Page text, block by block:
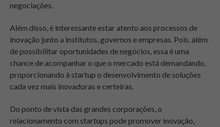
negociações.
Além disso, é interessante estar atento aos processos de
inovação junto a institutos, governos e empresas. Pois, além
de possibilitar oportunidades de negócios, essa é uma
chance de acompanhar o que o mercado está demandando,
proporcionando à startup o desenvolvimento de soluções
cada vez mais inovadoras e certeiras.
Do ponto de vista das grandes corporações, o
relacionamento com startups pode promover inovação,